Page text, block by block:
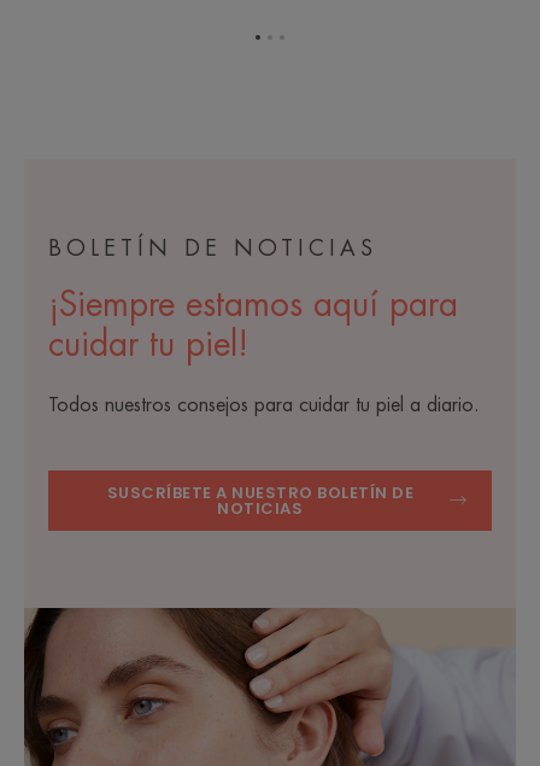
BOLETÍN DE NOTICIAS
¡Siempre estamos aquí para
cuidar tu piel!
Todos nuestros consejos para cuidar tu piel a diario.
SUSCRÍBETE A NUESTRO BOLETÍN DE
NOTICIAS